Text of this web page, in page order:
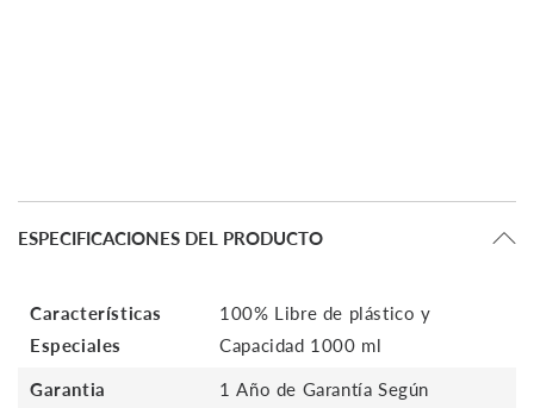
ESPECIFICACIONES DEL PRODUCTO
Características
Especiales
100% Libre de plástico y
Capacidad 1000 ml
Garantia
1 Año de Garantía Según